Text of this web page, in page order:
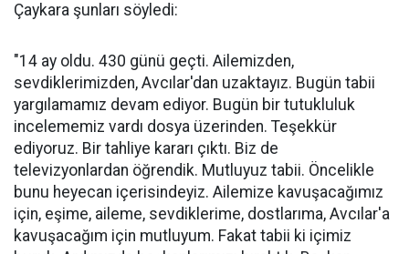
Çaykara şunları söyledi:
"14 ay oldu. 430 günü geçti. Ailemizden,
sevdiklerimizden, Avcılar'dan uzaktayız. Bugün tabii
yargılamamız devam ediyor. Bugün bir tutukluluk
incelememiz vardı dosya üzerinden. Teşekkür
ediyoruz. Bir tahliye kararı çıktı. Biz de
televizyonlardan öğrendik. Mutluyuz tabii. Öncelikle
bunu heyecan içerisindeyiz. Ailemize kavuşacağımız
için, eşime, aileme, sevdiklerime, dostlarıma, Avcılar'a
kavuşacağım için mutluyum. Fakat tabii ki içimiz